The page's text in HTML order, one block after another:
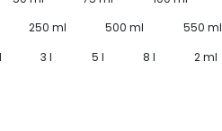
250 ml 500 ml
550 ml
3 l 5 l 8 l
2 ml